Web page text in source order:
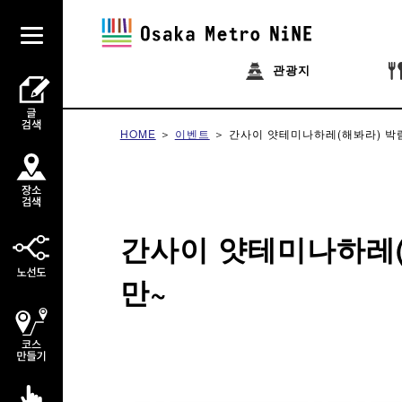
관광지
HOME 이벤트 간사이 얏테미나하레(해봐라) 박
간사이 얏테미나하
만~